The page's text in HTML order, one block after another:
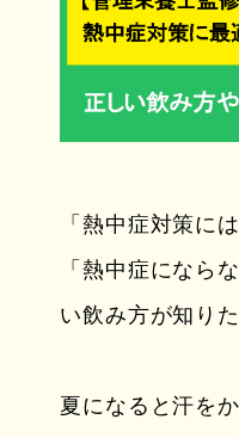
「熱中症対策に
「熱中症になら
い飲み方が知りた
夏になると汗を